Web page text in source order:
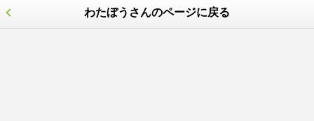
わたぼうさんのページに戻る